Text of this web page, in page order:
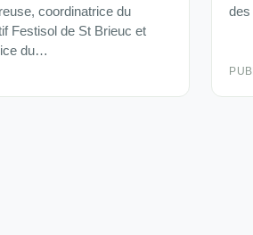
coordinatrice du
Festisol de St Brieuc et
du…
des